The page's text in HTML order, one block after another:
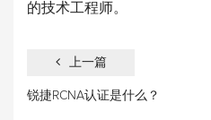
的技术工程师。
上一篇
锐捷RCNA认证是什么？